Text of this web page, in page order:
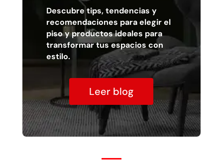
Descubre tips, tendencias y
recomendaciones para elegir el
piso y productos ideales para
transformar tus espacios con
estilo.
Leer blog